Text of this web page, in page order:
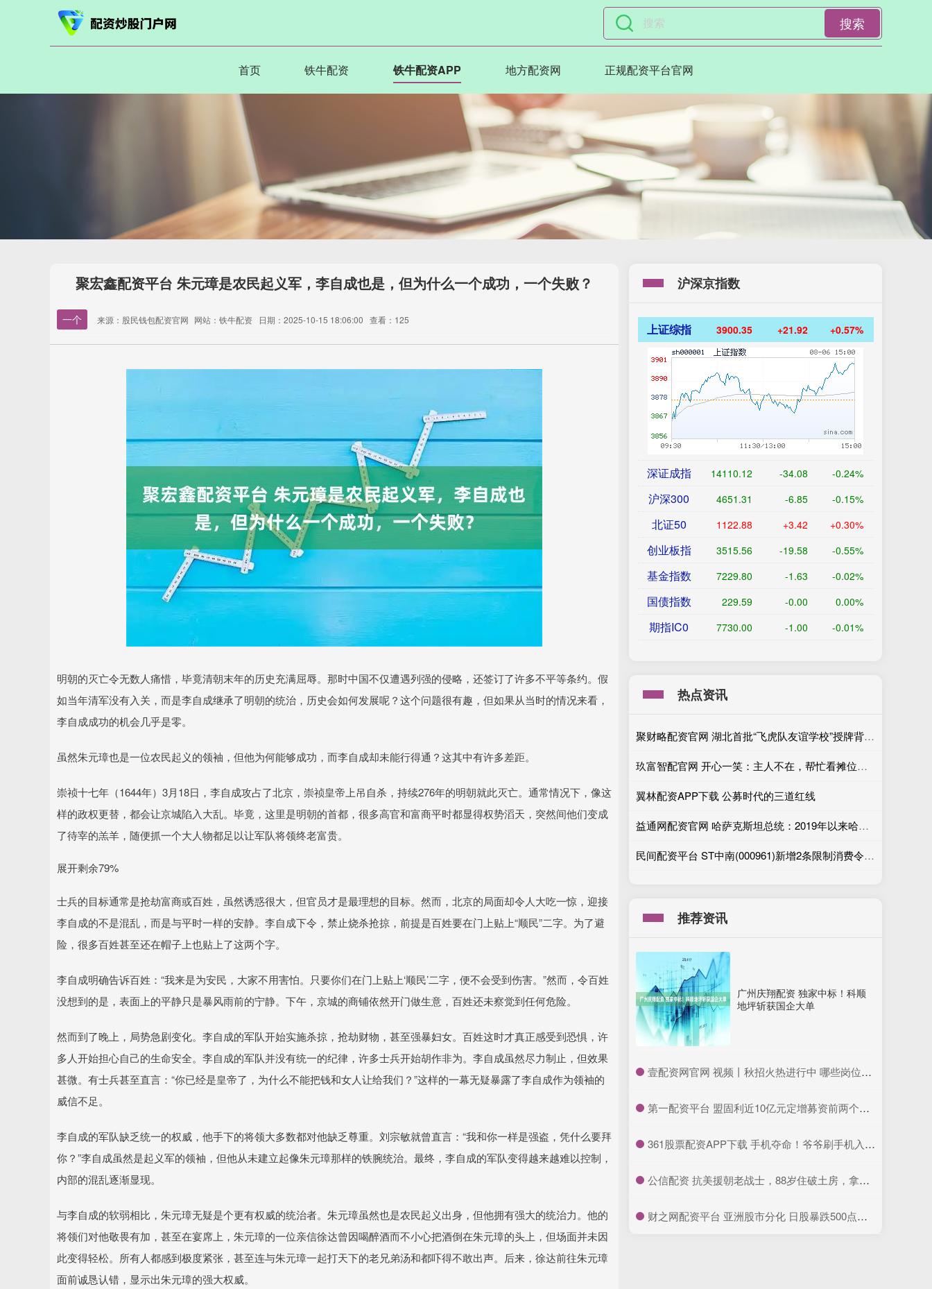
搜索
首页 铁牛配资 铁牛配资APP 地方配资网 正规配资平台官网
聚宏鑫配资平台 朱元璋是农民起义军，李自成也是，但为什么一个成功，一个失败？
一个 来源：股民钱包配资官网 网站：铁牛配资 日期：2025-10-15 18:06:00 查看：125
明朝的灭亡令无数人痛惜，毕竟清朝末年的历史充满屈辱。那时中国不仅遭遇列强的侵略，还签订了许多不平等条约。假
如当年清军没有入关，而是李自成继承了明朝的统治，历史会如何发展呢？这个问题很有趣，但如果从当时的情况来看，
李自成成功的机会几乎是零。
虽然朱元璋也是一位农民起义的领袖，但他为何能够成功，而李自成却未能行得通？这其中有许多差距。
崇祯十七年（1644年）3月18日，李自成攻占了北京，崇祯皇帝上吊自杀，持续276年的明朝就此灭亡。通常情况下，像这
样的政权更替，都会让京城陷入大乱。毕竟，这里是明朝的首都，很多高官和富商平时都显得权势滔天，突然间他们变成
了待宰的羔羊，随便抓一个大人物都足以让军队将领终老富贵。
展开剩余79%
士兵的目标通常是抢劫富商或百姓，虽然诱惑很大，但官员才是最理想的目标。然而，北京的局面却令人大吃一惊，迎接
李自成的不是混乱，而是与平时一样的安静。李自成下令，禁止烧杀抢掠，前提是百姓要在门上贴上“顺民”二字。为了避
险，很多百姓甚至还在帽子上也贴上了这两个字。
李自成明确告诉百姓：“我来是为安民，大家不用害怕。只要你们在门上贴上‘顺民’二字，便不会受到伤害。”然而，令百姓
没想到的是，表面上的平静只是暴风雨前的宁静。下午，京城的商铺依然开门做生意，百姓还未察觉到任何危险。
然而到了晚上，局势急剧变化。李自成的军队开始实施杀掠，抢劫财物，甚至强暴妇女。百姓这时才真正感受到恐惧，许
多人开始担心自己的生命安全。李自成的军队并没有统一的纪律，许多士兵开始胡作非为。李自成虽然尽力制止，但效果
甚微。有士兵甚至直言：“你已经是皇帝了，为什么不能把钱和女人让给我们？”这样的一幕无疑暴露了李自成作为领袖的
威信不足。
李自成的军队缺乏统一的权威，他手下的将领大多数都对他缺乏尊重。刘宗敏就曾直言：“我和你一样是强盗，凭什么要拜
你？”李自成虽然是起义军的领袖，但他从未建立起像朱元璋那样的铁腕统治。最终，李自成的军队变得越来越难以控制，
内部的混乱逐渐显现。
与李自成的软弱相比，朱元璋无疑是个更有权威的统治者。朱元璋虽然也是农民起义出身，但他拥有强大的统治力。他的
将领们对他敬畏有加，甚至在宴席上，朱元璋的一位亲信徐达曾因喝醉酒而不小心把酒倒在朱元璋的头上，但场面并未因
此变得轻松。所有人都感到极度紧张，甚至连与朱元璋一起打天下的老兄弟汤和都吓得不敢出声。后来，徐达前往朱元璋
面前诚恳认错，显示出朱元璋的强大权威。
沪深京指数
上证综指 3900.35 +21.92 +0.57%
深证成指 14110.12 -34.08 -0.24%
沪深300 4651.31 -6.85 -0.15%
北证50 1122.88 +3.42 +0.30%
创业板指 3515.56 -19.58 -0.55%
基金指数 7229.80 -1.63 -0.02%
国债指数 229.59 -0.00 0.00%
期指IC0 7730.00 -1.00 -0.01%
热点资讯
聚财略配资官网 湖北首批“飞虎队友谊学校”授牌背后的故事，81年前美国女飞行员在湖北获救
玖富智配官网 开心一笑：主人不在，帮忙看摊位……
翼林配资APP下载 公募时代的三道红线
益通网配资官网 哈萨克斯坦总统：2019年以来哈经济累计增长16%
民间配资平台 ST中南(000961)新增2条限制消费令信息
推荐资讯
广州庆翔配资 独家中标！科顺
地坪斩获国企大单
​壹配资网官网 视频丨秋招火热进行中 哪些岗位需求大？来现场看看
​第一配资平台 盟固利近10亿元定增募资前两个月：多名大股东巨额减持套现
​361股票配资APP下载 手机夺命！爷爷刷手机入迷，孙子河边没了，这教训能敲醒多少人？_孩子_事儿_生活
​公信配资 抗美援朝老战士，88岁住破土房，拿出布包众人惊讶：你是一等功臣_张海珠_老人_当地政府
​财之网配资平台 亚洲股市分化 日股暴跌500点！A股继续大涨 黄金股集体爆发